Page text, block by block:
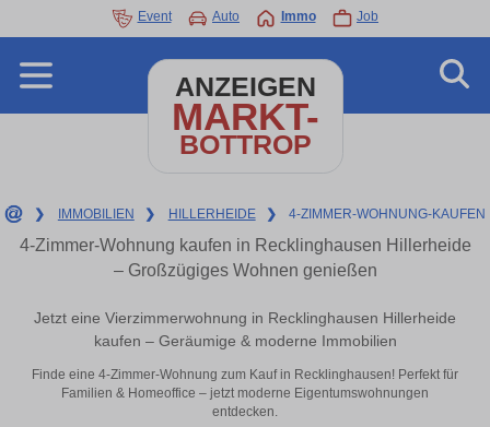
Event Auto Immo Job
ANZEIGEN
MARKT-
BOTTROP
❯ IMMOBILIEN ❯ HILLERHEIDE ❯ 4-ZIMMER-WOHNUNG-KAUFEN
4-Zimmer-Wohnung kaufen in Recklinghausen Hillerheide
– Großzügiges Wohnen genießen
Jetzt eine Vierzimmerwohnung in Recklinghausen Hillerheide
kaufen – Geräumige & moderne Immobilien
Finde eine 4-Zimmer-Wohnung zum Kauf in Recklinghausen! Perfekt für
Familien & Homeoffice – jetzt moderne Eigentumswohnungen
entdecken.